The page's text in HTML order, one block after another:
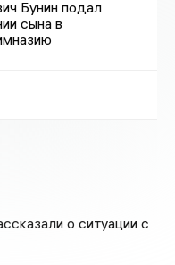
Бунин подал
сына в
о ситуации с